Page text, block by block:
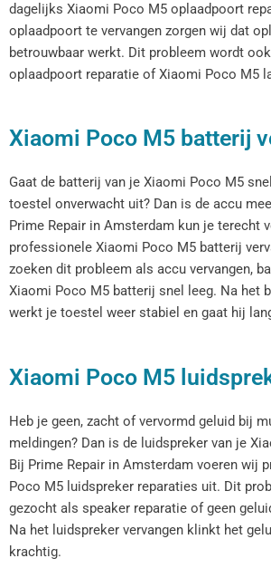
dagelijks Xiaomi Poco M5 oplaadpoort
oplaadpoort te vervangen zorgen wij dat
betrouwbaar werkt. Dit probleem wordt
oplaadpoort reparatie of Xiaomi Poco M5
Xiaomi Poco M5 batterij
Gaat de batterij van je Xiaomi Poco M5
toestel onverwacht uit? Dan is de accu
Prime Repair in Amsterdam kun je terecht
professionele Xiaomi Poco M5 batterij
zoeken dit probleem als accu vervangen,
Xiaomi Poco M5 batterij snel leeg. Na het
werkt je toestel weer stabiel en gaat hij
Xiaomi Poco M5
Heb je geen, zacht of vervormd geluid bij
meldingen? Dan is de luidspreker van je
Bij Prime Repair in Amsterdam voeren wij
Poco M5 luidspreker reparaties uit. Dit
gezocht als speaker reparatie of geen
Na het luidspreker vervangen klinkt het
krachtig.